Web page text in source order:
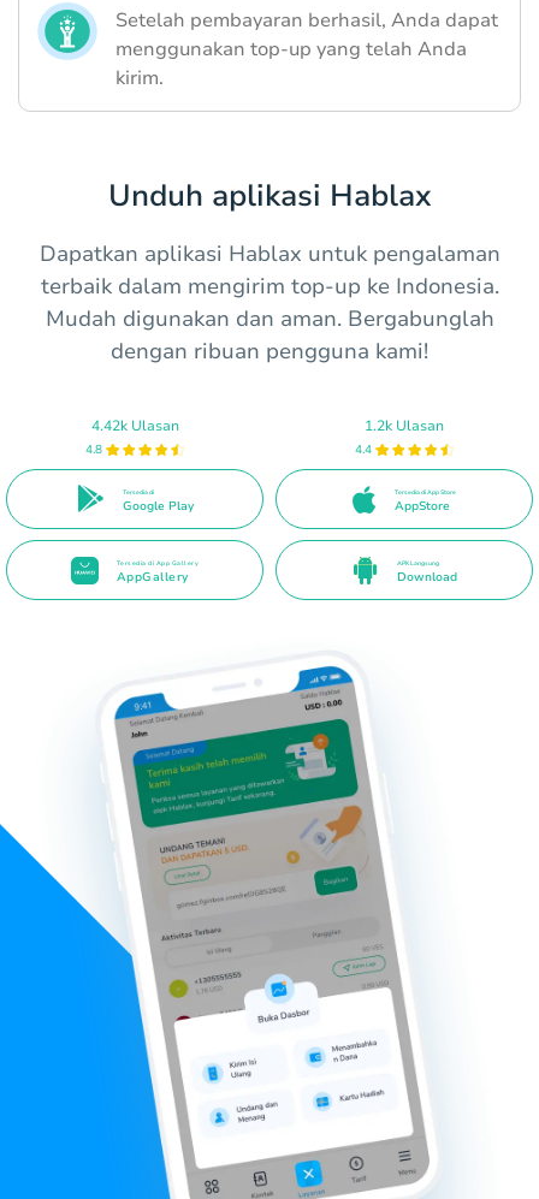
Setelah pembayaran berhasil, Anda dapat
menggunakan top-up yang telah Anda
kirim.
Unduh aplikasi Hablax
Dapatkan aplikasi Hablax untuk pengalaman
terbaik dalam mengirim top-up ke Indonesia.
Mudah digunakan dan aman. Bergabunglah
dengan ribuan pengguna kami!
4.42k Ulasan
4.8
Tersedia di
Google Play
1.2k Ulasan
4.4
Tersedia di App Store
AppStore
Tersedia di App Gallery
AppGallery
APK Langsung
Download